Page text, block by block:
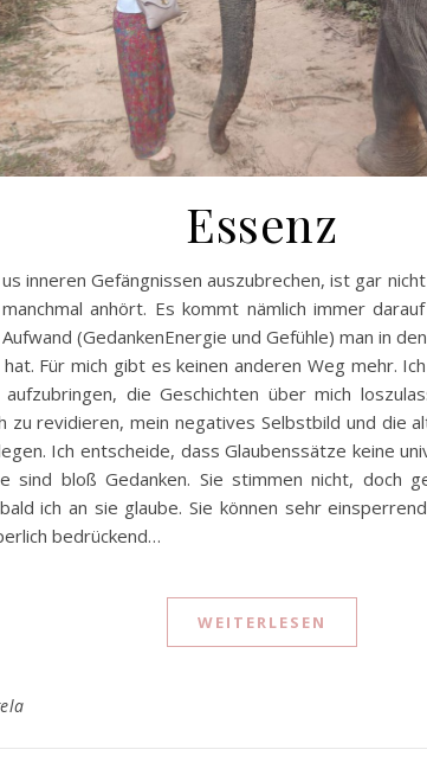
Essenz
us inneren Gefängnissen auszubrechen, ist gar
manchmal anhört. Es kommt nämlich immer
Aufwand (GedankenEnergie und Gefühle) man in
Für mich gibt es keinen anderen Weg mehr.
die Geschichten über mich
zu revidieren, mein negatives Selbstbild und die
Ich entscheide, dass Glaubenssätze keine
sind bloß Gedanken. Sie stimmen nicht, doch
ich an sie glaube. Sie können sehr
bedrückend…
WEITERLESEN